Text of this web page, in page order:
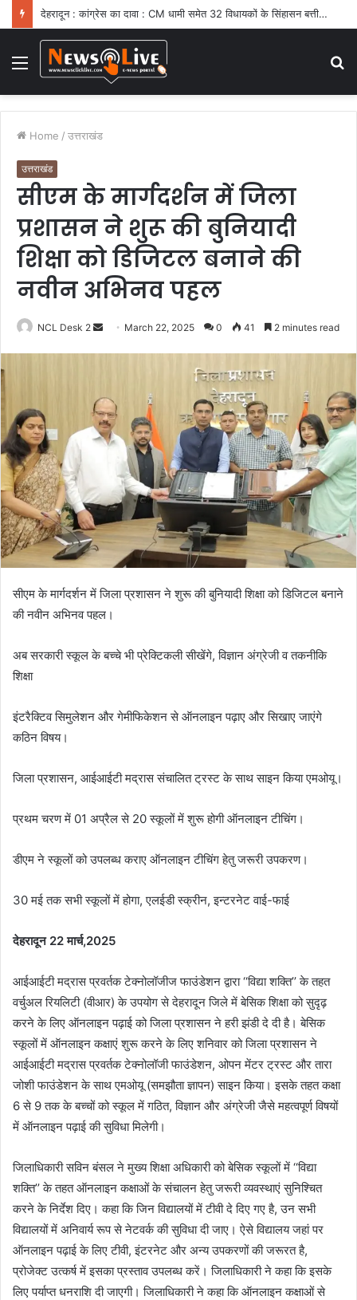
देहरादून : कांग्रेस का दावा : CM धामी समेत 32 विधायकों के सिंहासन बत्तीसी पर संकट
Menu
Home / उत्तराखंड
उत्तराखंड
सीएम के मार्गदर्शन में जिला
प्रशासन ने शुरू की बुनियादी
शिक्षा को डिजिटल बनाने की
नवीन अभिनव पहल
NCL Desk 2
a
n
e
i
March 22, 2025 0 41 2 minutes read
सीएम के मार्गदर्शन में जिला प्रशासन ने शुरू की बुनियादी शिक्षा को डिजिटल बनाने
की नवीन अभिनव पहल।
अब सरकारी स्कूल के बच्चे भी प्रेक्टिकली सीखेंगे, विज्ञान अंग्रेजी व तकनीकि
शिक्षा
इंटरैक्टिव सिमुलेशन और गेमीफिकेशन से ऑनलाइन पढ़ाए और सिखाए जाएंगे
कठिन विषय।
जिला प्रशासन, आईआईटी मद्रास संचालित ट्रस्ट के साथ साइन किया एमओयू।
प्रथम चरण में 01 अप्रैल से 20 स्कूलों में शुरू होगी ऑनलाइन टीचिंग।
डीएम ने स्कूलों को उपलब्ध कराए ऑनलाइन टीचिंग हेतु जरूरी उपकरण।
30 मई तक सभी स्कूलों में होगा, एलईडी स्क्रीन, इन्टरनेट वाई-फाई
देहरादून 22 मार्च,2025
आईआईटी मद्रास प्रवर्तक टेक्नोलॉजीज फाउंडेशन द्वारा ‘‘विद्या शक्ति’’ के तहत
वर्चुअल रियलिटी (वीआर) के उपयोग से देहरादून जिले में बेसिक शिक्षा को सुदृढ़
करने के लिए ऑनलाइन पढ़ाई को जिला प्रशासन ने हरी झंडी दे दी है। बेसिक
स्कूलों में ऑनलाइन कक्षाएं शुरू करने के लिए शनिवार को जिला प्रशासन ने
आईआईटी मद्रास प्रवर्तक टेक्नोलॉजी फाउंडेशन, ओपन मेंटर ट्रस्ट और तारा
जोशी फाउंडेशन के साथ एमओयू (समझौता ज्ञापन) साइन किया। इसके तहत कक्षा
6 से 9 तक के बच्चों को स्कूल में गठित, विज्ञान और अंग्रेजी जैसे महत्वपूर्ण विषयों
में ऑनलाइन पढ़ाई की सुविधा मिलेगी।
जिलाधिकारी सविन बंसल ने मुख्य शिक्षा अधिकारी को बेसिक स्कूलों में ‘‘विद्या
शक्ति’’ के तहत ऑनलाइन कक्षाओं के संचालन हेतु जरूरी व्यवस्थाएं सुनिश्चित
करने के निर्देश दिए। कहा कि जिन विद्यालयों में टीवी दे दिए गए है, उन सभी
विद्यालयों में अनिवार्य रूप से नेटवर्क की सुविधा दी जाए। ऐसे विद्यालय जहां पर
ऑनलाइन पढ़ाई के लिए टीवी, इंटरनेट और अन्य उपकरणों की जरूरत है,
प्रोजेक्ट उत्कर्ष में इसका प्रस्ताव उपलब्ध करें। जिलाधिकारी ने कहा कि इसके
लिए पर्याप्त धनराशि दी जाएगी। जिलाधिकारी ने कहा कि ऑनलाइन कक्षाओं से